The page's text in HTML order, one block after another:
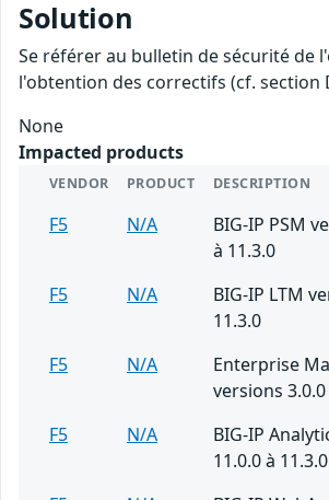
Solution
Se référer au bulletin de sécurité de
l'obtention des correctifs (cf. section
None
Impacted products
VENDOR PRODUCT DESCRIPTION
F5 N/A
BIG-IP PSM
à 11.3.0
F5
N/A
BIG-IP LTM
11.3.0
F5
N/A
Enterprise
versions 3.0.0
F5
N/A
BIG-IP
11.0.0 à 11.3.0